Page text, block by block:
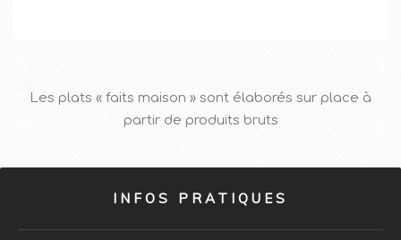
Les plats « faits maison » sont élaborés sur place à
partir de produits bruts
INFOS PRATIQUES